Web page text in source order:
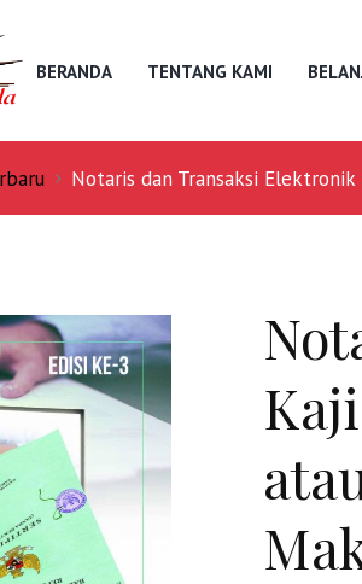
BERANDA TENTANG KAMI
Notaris dan Transaksi Elektronik